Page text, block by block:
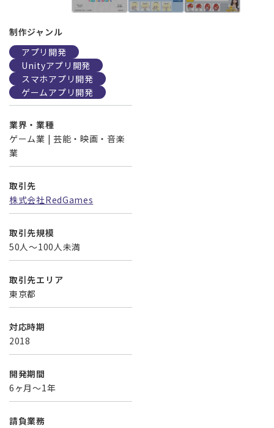
制作ジャンル
アプリ開発
Unityアプリ開発
スマホアプリ開発
ゲームアプリ開発
業界・業種
ゲーム業 | 芸能・映画・音楽
業
取引先
株式会社RedGames
取引先規模
50人～100人未満
取引先エリア
東京都
対応時期
2018
開発期間
6ヶ月〜1年
請負業務